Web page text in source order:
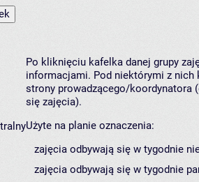
Po kliknięciu kafelka danej grupy
informacjami. Pod niektórymi z nich
strony prowadzącego/koordynatora
się zajęcia).
Użyte na planie oznaczenia:
zajęcia odbywają się w tygodnie
zajęcia odbywają się w tygodnie